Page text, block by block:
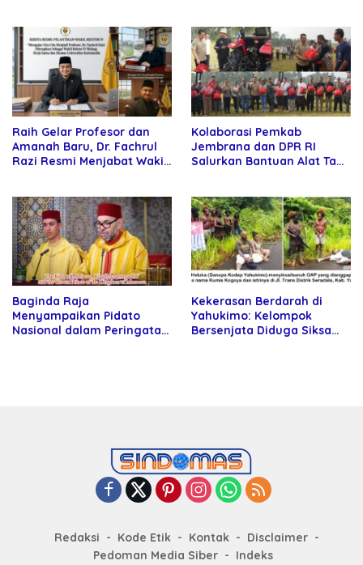
Raih Gelar Profesor dan
Amanah Baru, Dr. Fachrul
Razi Resmi Menjabat Wakil
Kolaborasi Pemkab
Jembrana dan DPR RI
Salurkan Bantuan Alat Tani
Baginda Raja
Menyampaikan Pidato
Nasional dalam Peringatan
Kekerasan Berdarah di
Yahukimo: Kelompok
Bersenjata Diduga Siksa
Redaksi Kode Etik Kontak
Disclaimer
Pedoman Media Siber
Indeks